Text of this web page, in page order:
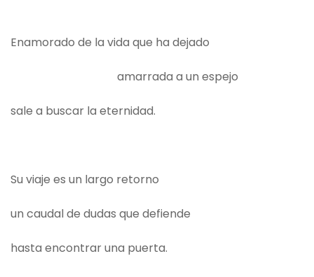
Enamorado de la vida que ha dejado
amarrada a un espejo
sale a buscar la eternidad.
Su viaje es un largo retorno
un caudal de dudas que defiende
hasta encontrar una puerta.